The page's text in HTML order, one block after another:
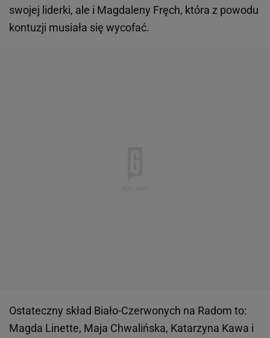
swojej liderki, ale i Magdaleny Fręch, która z powodu
kontuzji musiała się wycofać.
Ostateczny skład Biało-Czerwonych na Radom to:
Magda Linette, Maja Chwalińska, Katarzyna Kawa i